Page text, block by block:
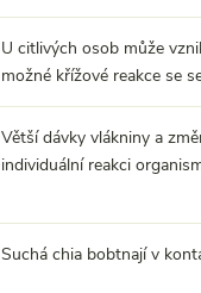
U citlivých osob může
možné křížové reakce se
Větší dávky vlákniny a
individuální reakci
Suchá chia bobtnají v